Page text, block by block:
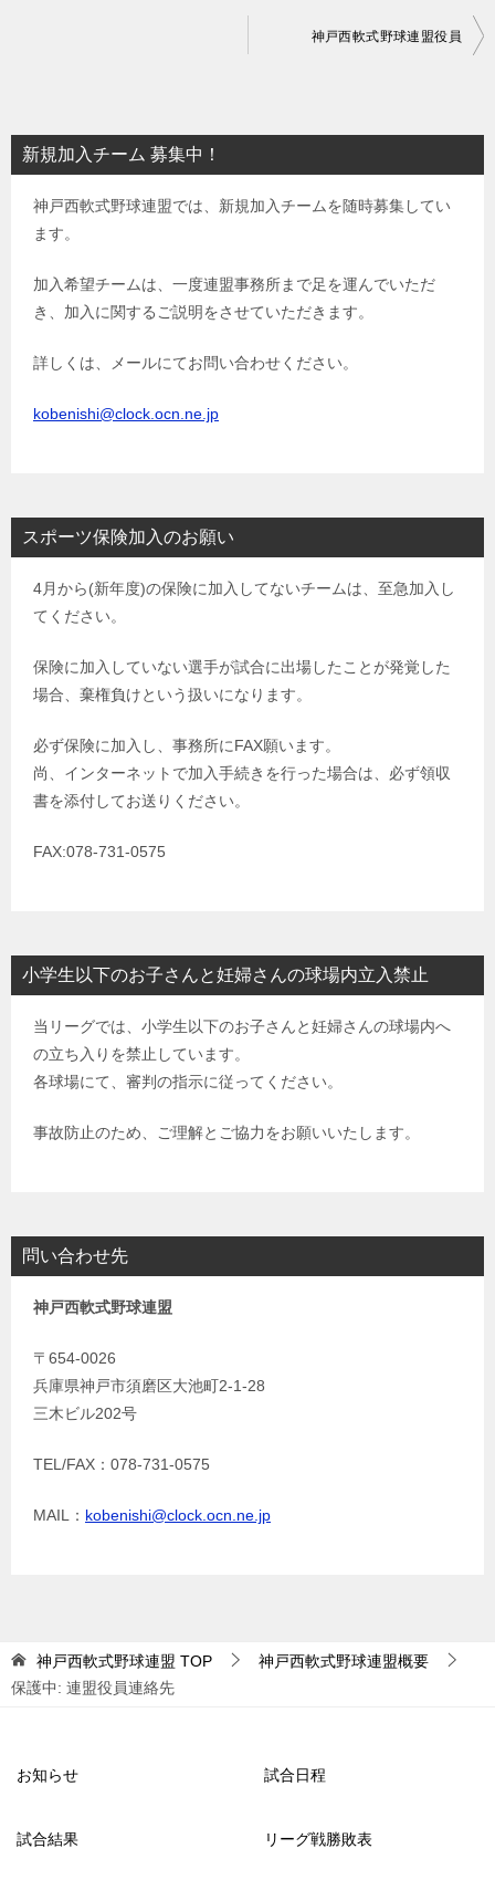
ビ
ゲ
神戸西軟式野球連盟役員
新規加入チーム 募集中！
神戸西軟式野球連盟では、新規加入チームを随時募集してい
ます。
加入希望チームは、一度連盟事務所まで足を運んでいただ
き、加入に関するご説明をさせていただきます。
詳しくは、メールにてお問い合わせください。
kobenishi@clock.ocn.ne.jp
スポーツ保険加入のお願い
4月から(新年度)の保険に加入してないチームは、至急加入し
てください。
保険に加入していない選手が試合に出場したことが発覚した
場合、棄権負けという扱いになります。
必ず保険に加入し、事務所にFAX願います。
尚、インターネットで加入手続きを行った場合は、必ず領収
書を添付してお送りください。
FAX:078-731-0575
小学生以下のお子さんと妊婦さんの球場内立入禁止
当リーグでは、小学生以下のお子さんと妊婦さんの球場内へ
の立ち入りを禁止しています。
各球場にて、審判の指示に従ってください。
事故防止のため、ご理解とご協力をお願いいたします。
問い合わせ先
神戸西軟式野球連盟
〒654-0026
兵庫県神戸市須磨区大池町2-1-28
三木ビル202号
TEL/FAX：078-731-0575
MAIL： kobenishi@clock.ocn.ne.jp
神戸西軟式野球連盟 TOP
神戸西軟式野球連盟概要
保護中: 連盟役員連絡先
お知らせ 試合日程
試合結果 リーグ戦勝敗表